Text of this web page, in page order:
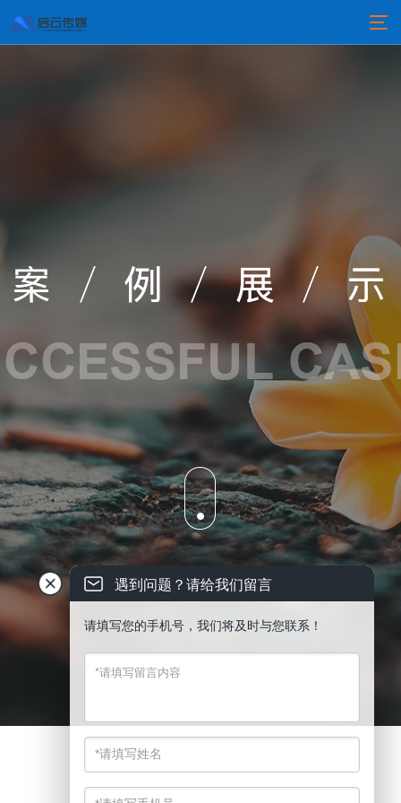
遇到问题？请给我们留言
请填写您的手机号，我们将及时与您联系！